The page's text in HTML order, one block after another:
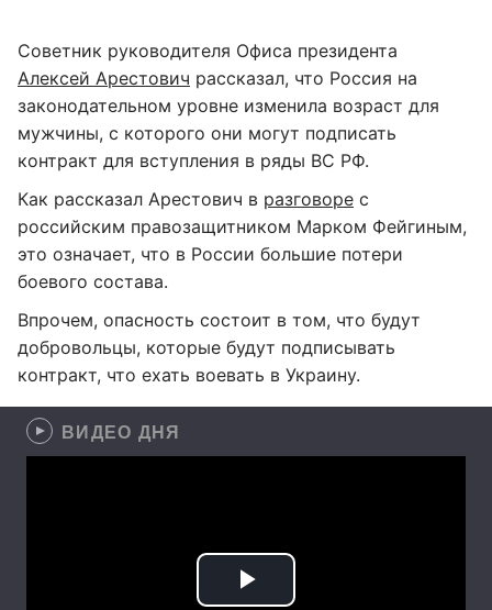
Советник руководителя Офиса президента
Алексей Арестович рассказал, что Россия на
законодательном уровне изменила возраст для
мужчины, с которого они могут подписать
контракт для вступления в ряды ВС РФ.
Как рассказал Арестович в разговоре с
российским правозащитником Марком Фейгиным,
это означает, что в России большие потери
боевого состава.
Впрочем, опасность состоит в том, что будут
добровольцы, которые будут подписывать
контракт, что ехать воевать в Украину.
ВИДЕО ДНЯ